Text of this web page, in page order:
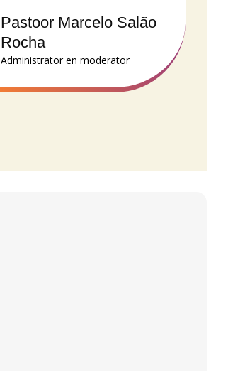
Pastoor Marcelo Salão
Rocha
Administrator en moderator